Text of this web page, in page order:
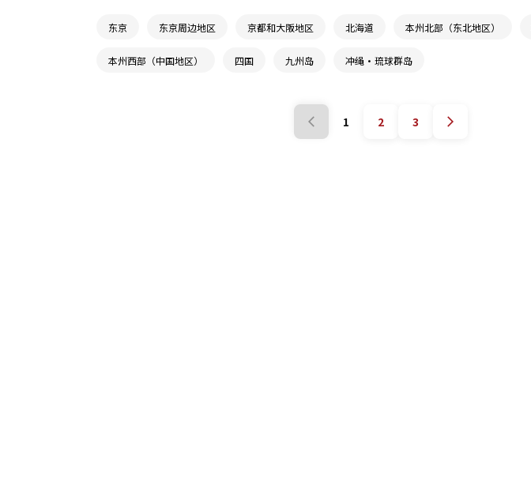
东京 东京周边地区 京都和大阪地区 北海道 本州北部（东北地区）
本州西部（中国地区） 四国 九州岛 冲绳・琉球群岛
1 2 3